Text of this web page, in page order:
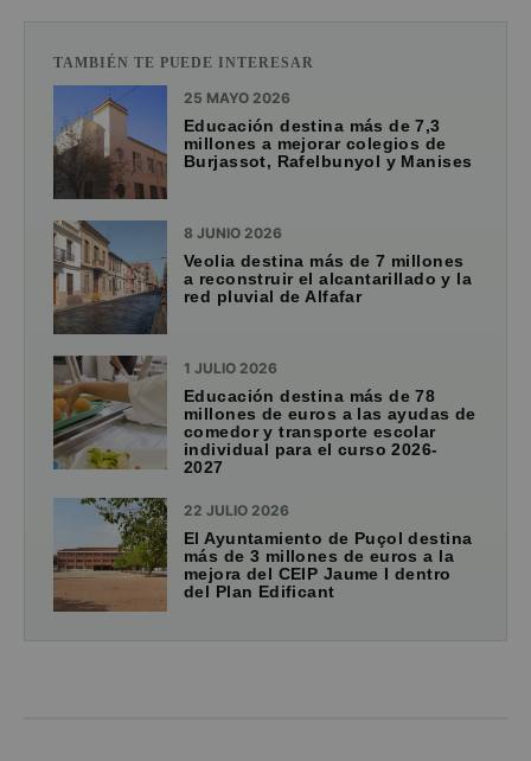
TAMBIÉN TE PUEDE INTERESAR
25 MAYO 2026
Educación destina más de 7,3
millones a mejorar colegios de
Burjassot, Rafelbunyol y Manises
8 JUNIO 2026
Veolia destina más de 7 millones
a reconstruir el alcantarillado y la
red pluvial de Alfafar
1 JULIO 2026
Educación destina más de 78
millones de euros a las ayudas de
comedor y transporte escolar
individual para el curso 2026-
2027
22 JULIO 2026
El Ayuntamiento de Puçol destina
más de 3 millones de euros a la
mejora del CEIP Jaume I dentro
del Plan Edificant